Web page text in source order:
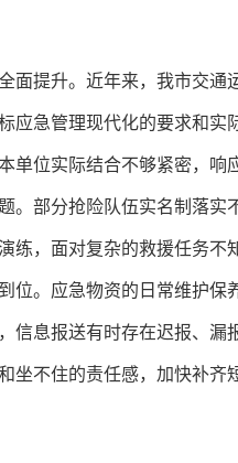
面提升。近年来，我市交通
应急管理现代化的要求和实
单位实际结合不够紧密，响
。部分抢险队伍实名制落实
练，面对复杂的救援任务不
位。应急物资的日常维护保
信息报送有时存在迟报、漏
不住的责任感，加快补齐